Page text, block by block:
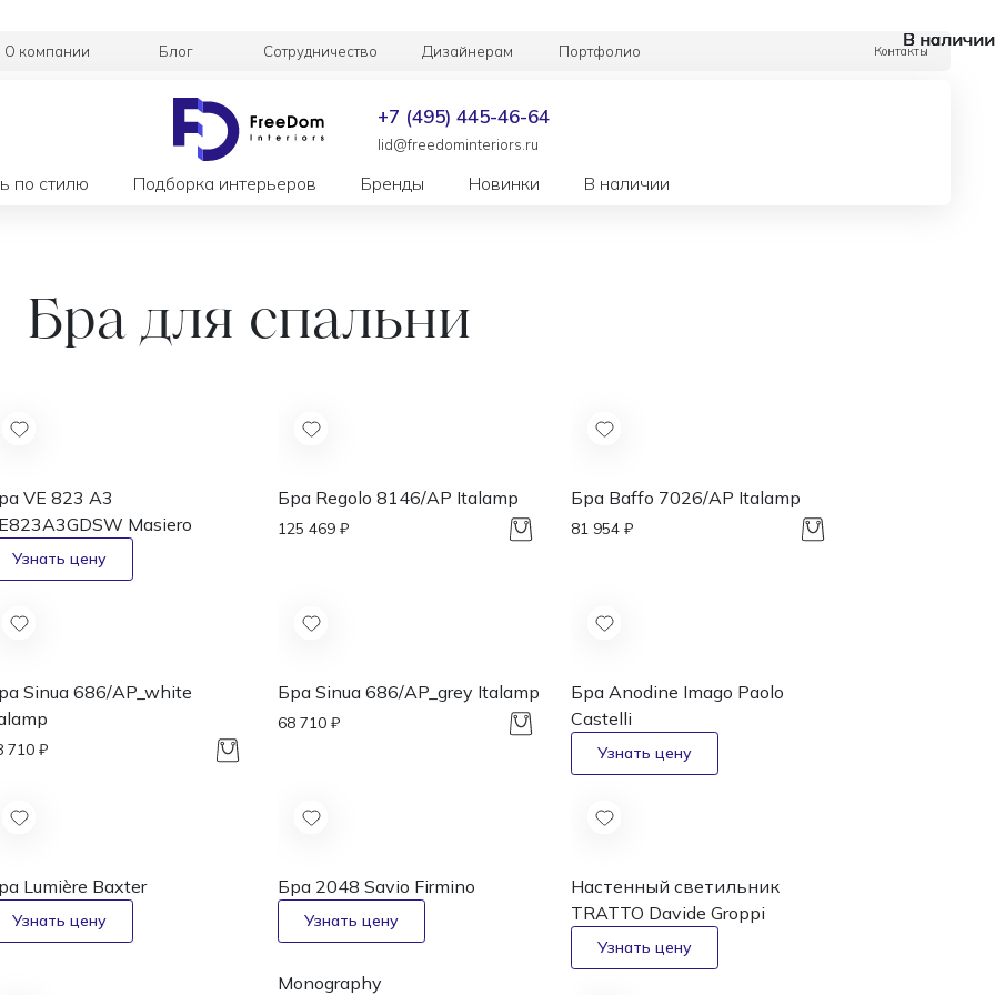
О компании Блог Сотрудничество Дизайнерам Портфолио Контакты
+7 (495) 445-46-64
lid@freedominteriors.ru
по стилю Подборка интерьеров Бренды Новинки В наличии
Бра для спальни
В наличии
VE 823 A3
Masiero
В наличии
Бра Regolo 8146/AP Italamp
125 469 ₽
В наличии
Бра Baffo 7026/AP Italamp
81 954 ₽
В наличии
Sinua 686/AP_white
710 ₽
В наличии
Бра Sinua 686/AP_grey Italamp
68 710 ₽
Бра Anodine Imago Paolo
Castelli
Lumière Baxter Бра 2048Savio Firmino
Настенный светильник
TRATTO Davide Groppi
Monography